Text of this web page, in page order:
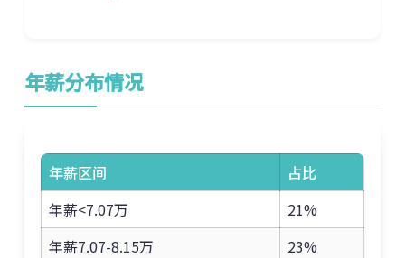
年薪分布情况
年薪区间
占比
年薪<7.07万
21%
年薪7.07-8.15万
23%